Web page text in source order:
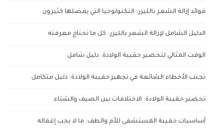
فوائد إزالة الشعر بالليزر: التكنولوجيا التي يفضلها كثيرون
الدليل الشامل لإزالة الشعر بالليزر: كل ما تحتاج معرفته
الوقت المثالي لتحضير حقيبة الولادة: دليل شامل
تجنب الأخطاء الشائعة في تجهيز حقيبة الولادة: دليل متكامل
تحضير حقيبة الولادة: الاختلافات بين الصيف والشتاء
أساسيات حقيبة المستشفى للأم والطف: ما لا يجب إغفاله